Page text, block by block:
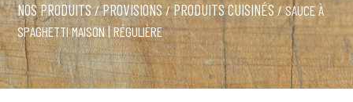
NOS PRODUITS/PROVISIONS/PRODUITS CUISINÉS / SAUCE À
SPAGHETTI MAISON | RÉGULIÈRE